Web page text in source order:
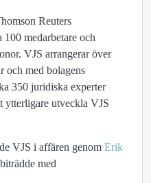
Reuters
medarbetare och
VJS arrangerar över
och med bolagens
350 juridiska experter
ytterligare utveckla VJS
VJS i affären genom Erik
biträdde med